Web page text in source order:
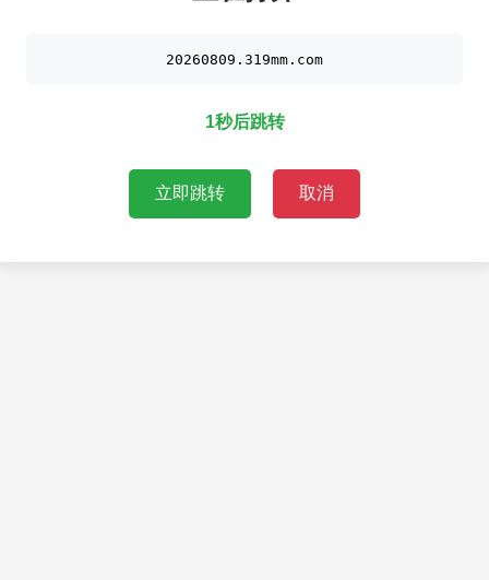
20260809.319mm.com
1秒后跳转
立即跳转 取消